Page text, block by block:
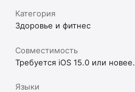
Категория
Здоровье и фитнес
Совместимость
Требуется iOS 15.0 или новее.
Языки